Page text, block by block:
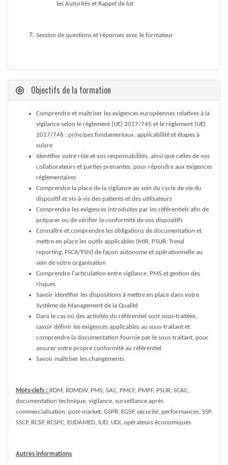
les Autorités et Rappel de lot
Session de questions et réponses avec le formateur
Objectifs de la formation
Comprendre et maitriser les exigences européennes relatives à la
vigilance selon le règlement (UE) 2017/745 et le règlement (UE)
2017/746 : principes fondamentaux, applicabilité et étapes à
suivre
Identifier votre rôle et vos responsabilités, ainsi que celles de vos
collaborateurs et parties prenantes, pour répondre aux exigences
réglementaires
Comprendre la place de la vigilance au sein du cycle de vie du
dispositif et vis-à-vis des patients et des utilisateurs
Comprendre les exigences introduites par les référentiels afin de
préparer ou de vérifier la conformité de vos dispositifs
Connaître et comprendre les obligations de documentation et
mettre en place les outils applicables (MIR, PSUR, Trend
reporting, FSCA/FSN) de façon autonome et opérationnelle au
sein de votre organisation
Comprendre l'articulation entre vigilance, PMS et gestion des
risques
Savoir identifier les dispositions à mettre en place dans votre
Système de Management de la Qualité
Dans le cas où des activités du référentiel sont sous-traitées,
savoir définir les exigences applicables au sous-traitant et
comprendre la documentation fournie par le sous-traitant, pour
assurer votre propre conformité au référentiel
Savoir maîtriser les changements
Mots-clefs : RDM, RDMDIV, PMS, SAC, PMCF, PMPF, PSUR, SCAC,
documentation technique, vigilance, surveillance après
commercialisation, post-market, GSPR, EGSP, sécurité, performances, SSP,
SSCP, RCSP, RCSPC, EUDAMED, IUD, UDI, opérateurs économiques
Autres informations